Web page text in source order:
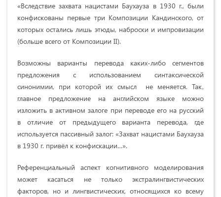
«Вследствие захвата нацистами Баухауза в 1930 г., были
конфискованы первые три Композиции Кандинского, от
которых остались лишь этюды, наброски и импровизации
(больше всего от Композиции II).
Возможны варианты перевода каких-либо сегментов
предложения с использованием синтаксической
синонимии, при которой их смысл не меняется. Так,
главное предложение на английском языке можно
изложить в активном залоге при переводе его на русский
в отличие от предыдущего варианта перевода, где
используется пассивный залог: «Захват нацистами Баухауза
в 1930 г. привёл к конфискации…».
Референциальный аспект когнитивного моделирования
может касаться не только экстралингвистических
факторов, но и лингвистических, относящихся ко всему